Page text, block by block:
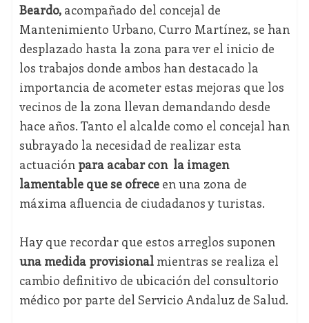
Beardo,acompañado del concejal de
Mantenimiento Urbano, Curro Martínez, se han
desplazado hasta la zona para ver el inicio de
los trabajos donde ambos han destacado la
importancia de acometer estas mejoras que los
vecinos de la zona llevan demandando desde
hace años. Tanto el alcalde como el concejal han
subrayado la necesidad de realizar esta
actuación para acabar con la imagen
lamentable que se ofreceen una zona de
máxima afluencia de ciudadanos y turistas.
Hay que recordar que estos arreglos suponen
una medida provisionalmientras se realiza el
cambio definitivo de ubicación del consultorio
médico por parte del Servicio Andaluz de Salud.